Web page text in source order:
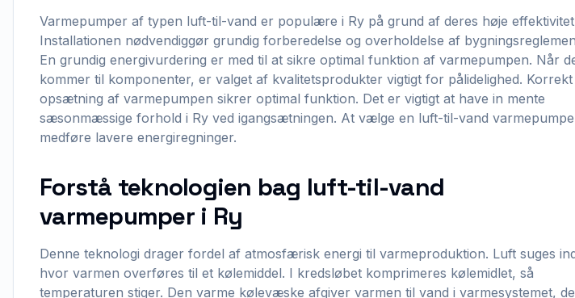
Varmepumper af typen luft-til-vand er populære i Ry på grund af deres høje
Installationen nødvendiggør grundig forberedelse og overholdelse af
En grundig energivurdering er med til at sikre optimal funktion af varmepumpen. Når
kommer til komponenter, er valget af kvalitetsprodukter vigtigt for pålidelighed. Korrekt
opsætning af varmepumpen sikrer optimal funktion. Det er vigtigt at have in mente
sæsonmæssige forhold i Ry ved igangsætningen. At vælge en luft-til-vand
medføre lavere energiregninger.
Forstå teknologien bag luft-til-vand
varmepumper i Ry
Denne teknologi drager fordel af atmosfærisk energi til varmeproduktion. Luft suges
hvor varmen overføres til et kølemiddel. I kredsløbet komprimeres kølemidlet, så
temperaturen stiger. Den varme kølevæske afgiver varmen til vand i varmesystemet,